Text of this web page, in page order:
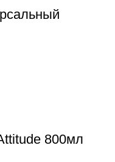
800мл